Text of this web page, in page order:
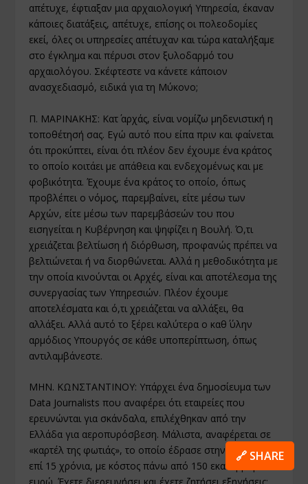
απέτυχε, έφτιαξαν μια αρχαιολογική Υπηρεσία, έκαναν
κάποιες διατάξεις, απέτυχε, επίσης οι πολεοδομίες
εκεί, όλες οι υπηρεσίες απέτυχαν και τώρα καταλήξαμε
στο έγκλημα και πέρυσι στον ξυλοδαρμό του
αρχαιολόγου. Σκέφτεστε να κάνετε κάποιον
ανασχεδιασμό, ειδικά για τη Μύκονο;
Π. ΜΑΡΙΝΑΚΗΣ: Κατ΄ αρχάς, είναι νομίζω μηδενιστική η
τοποθέτησή σας. Εγώ αυτό που είπα πριν και φαίνεται
ότι προκύπτει, είναι ότι πλέον δεν έχουμε ένα κράτος
το οποίο κοιτάει με απάθεια και ενδεχομένως και με
φοβικότητα. Έχουμε ένα κράτος το οποίο, όπως
προβλέπει ο νόμος, παρεμβαίνει, είτε μέσω των
Αρχών, είτε μέσω των παρεμβάσεών του που
εισηγείται η Κυβέρνηση και ψηφίζει η Βουλή. Ό,τι
χρειάζεται βελτίωση ή διόρθωση, προφανώς πρέπει να
βελτιώνεται ή να διορθώνεται. Αλλά η μεθοδικότητα με
την οποία κινούνται οι Αρχές, είναι και αποτέλεσμα της
συνεργασίας των Υπηρεσιών. Πλέον έχουμε
αποτελέσματα και ό,τι χρειάζεται να αλλάξει, θα
αλλάξει. Αλλά αυτό το ξέρει καλύτερα ο καθ΄ ύλην
αρμόδιος Υπουργός σε κάθε υποπερίπτωση, όπως
αντιλαμβάνεστε.
ΜΗΝ. ΚΩΝΣΤΑΝΤΙΝΟΥ: Υπάρχει ένα δημοσίευμα των
Data Journalists που αναφέρει ότι εταιρείες που
ερευνώνται για σκάνδαλα, επιλέχθηκαν από την
Ελλάδα για αεροπυρόσβεση. Μάλιστα, αναφέρεται σε
«καρτέλ της φωτιάς», το οποίο έδρασε στην Ισπανία
επί 15 χρόνια, με κόστος πάνω από 150 εκατομμύρια
🔗 SHARE